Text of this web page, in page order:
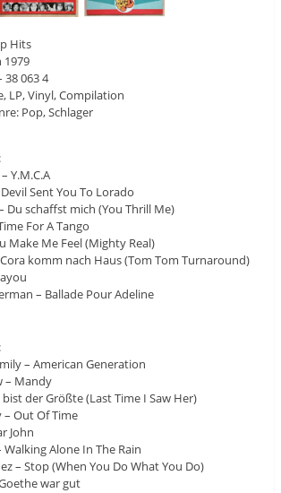
Hits
1979
38 063 4
LP, Vinyl, Compilation
Pop, Schlager
Y.M.C.A
Sent You To Lorado
Du schaffst mich (You Thrill Me)
For A Tango
Make Me Feel (Mighty Real)
komm nach Haus (Tom Tom Turnaround)
– Ballade Pour Adeline
– American Generation
– Mandy
bist der Größte (Last Time I Saw Her)
– Out Of Time
John
Walking Alone In The Rain
– Stop (When You Do What You Do)
war gut